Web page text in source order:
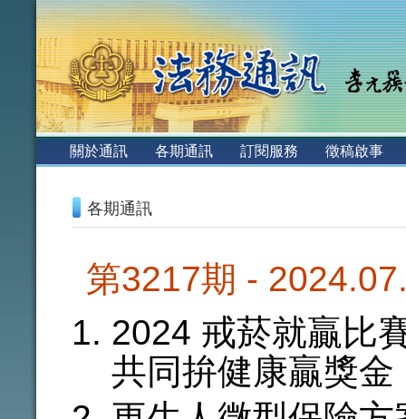
關於通訊 各期通訊 訂閱服務
徵稿啟事
各期通訊
第3217期 -
2024 戒菸就贏比
共同拚健康贏獎金